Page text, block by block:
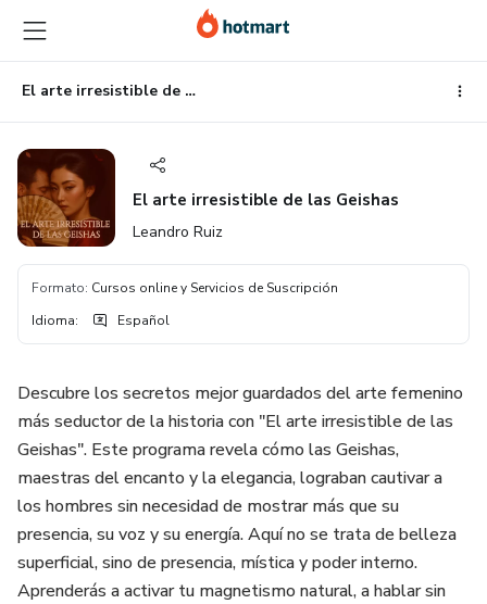
contenido
principal
la
página
de
pie
página
El arte irresistible de las Geishas
El arte irresistible de las Geishas
Leandro Ruiz
Formato: Cursos online y Servicios de Suscripción
Idioma: Español
Descubre los secretos mejor guardados del arte femenino
más seductor de la historia con "El arte irresistible de las
Geishas". Este programa revela cómo las Geishas,
maestras del encanto y la elegancia, lograban cautivar a
los hombres sin necesidad de mostrar más que su
presencia, su voz y su energía. Aquí no se trata de belleza
superficial, sino de presencia, mística y poder interno.
Aprenderás a activar tu magnetismo natural, a hablar sin